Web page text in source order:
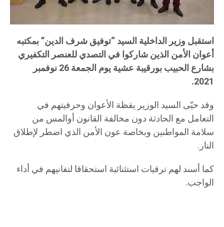
استقبل وزير الداخلية السيد “توفيق شرف الدين” بمكتبه
أعوان الأمن الذين شاركوا في التصدي للعنصر التكفيري
بشارع الحبيب بورقيبة عشية يوم الجمعة 26 نوفمبر
2021.
وقد حيّى السيد الوزير يقظة الأعوان وحرفيتهم في
التعامل مع الحادثة دون مخالفة القانون أوالمس من
سلامة المواطنين وبخاصة عون الأمن الذي اضطر لإطلاق
النار.
كما أسند لهم ترقيات استثنائية استحقاقا لتفانيهم في أداء
الواجب.